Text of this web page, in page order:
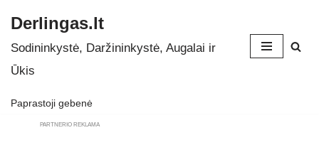
Skip
to
Derlingas.lt
Sodininkystė, Daržininkystė, Augalai ir
Ūkis
Paprastoji gebenė
PARTNERIO REKLAMA